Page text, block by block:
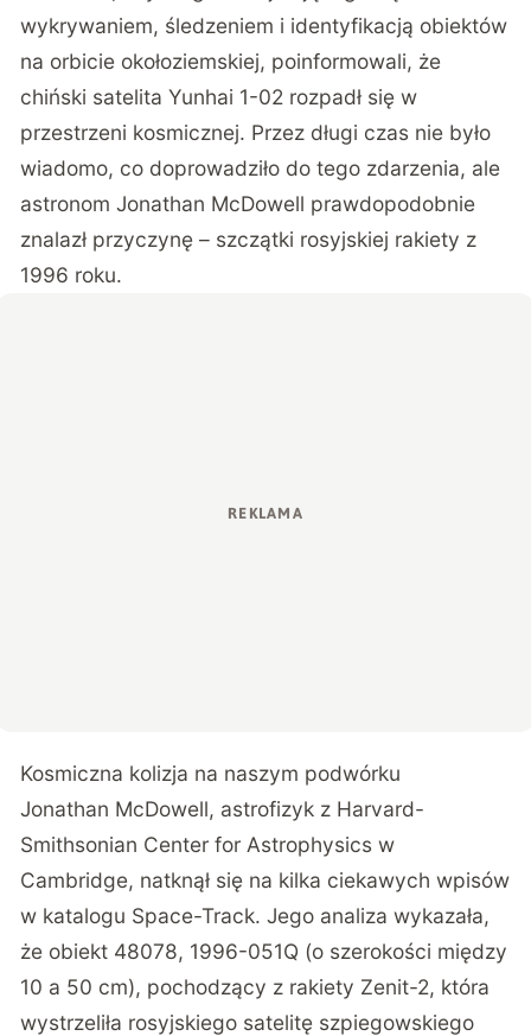
wykrywaniem, śledzeniem i identyfikacją obiektów
na orbicie okołoziemskiej, poinformowali, że
chiński satelita Yunhai 1-02 rozpadł się w
przestrzeni kosmicznej. Przez długi czas nie było
wiadomo, co doprowadziło do tego zdarzenia, ale
astronom Jonathan McDowell prawdopodobnie
znalazł przyczynę – szczątki rosyjskiej rakiety z
1996 roku.
Kosmiczna kolizja na naszym podwórku
Jonathan McDowell, astrofizyk z Harvard-
Smithsonian Center for Astrophysics w
Cambridge, natknął się na kilka ciekawych wpisów
w katalogu Space-Track. Jego analiza wykazała,
że obiekt 48078, 1996-051Q (o szerokości między
10 a 50 cm), pochodzący z rakiety Zenit-2, która
wystrzeliła rosyjskiego satelitę szpiegowskiego